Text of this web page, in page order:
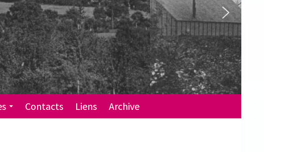
Contacts Liens Archive